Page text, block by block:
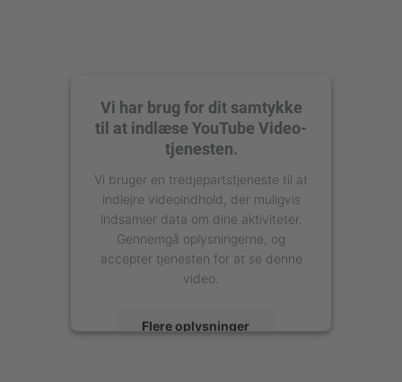
Vi har brug for dit samtykke
til at indlæse YouTube Video-
tjenesten.
Vi bruger en tredjepartstjeneste til at
indlejre videoindhold, der muligvis
indsamler data om dine aktiviteter.
Gennemgå oplysningerne, og
accepter tjenesten for at se denne
video.
Flere oplysninger